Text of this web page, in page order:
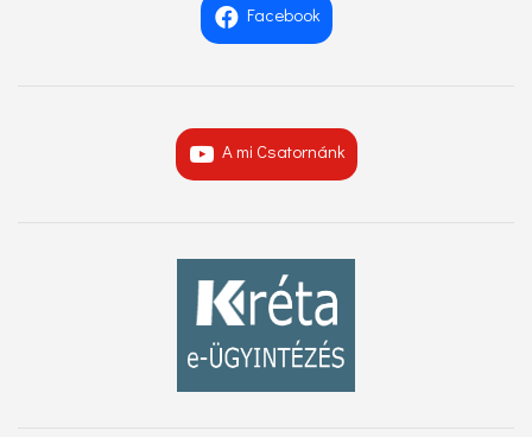
Facebook
A mi Csatornánk